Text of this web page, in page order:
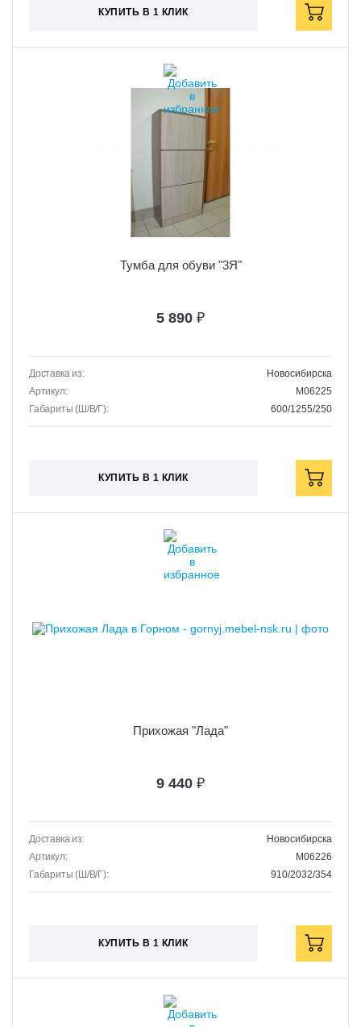
КУПИТЬ В 1 КЛИК
Тумба для обуви "3Я"
5 890 ₽
Доставка из:
Новосибирска
Артикул:
M06225
Габариты (Ш/В/Г):
600/1255/250
КУПИТЬ В 1 КЛИК
Прихожая "Лада"
9 440 ₽
Доставка из:
Новосибирска
Артикул:
M06226
Габариты (Ш/В/Г):
910/2032/354
КУПИТЬ В 1 КЛИК